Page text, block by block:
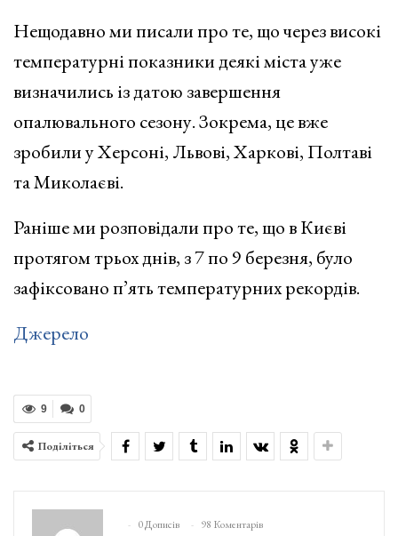
Нещодавно ми писали про те, що через високі
температурні показники деякі міста уже
визначились із датою завершення
опалювального сезону. Зокрема, це вже
зробили у Херсоні, Львові, Харкові, Полтаві
та Миколаєві.
Раніше ми розповідали про те, що в Києві
протягом трьох днів, з 7 по 9 березня, було
зафіксовано п’ять температурних рекордів.
Джерело
0
9
Поділіться
0 Дописів 98 Коментарів